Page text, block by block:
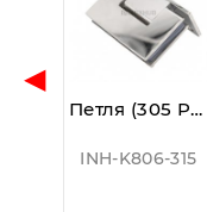
◀
Петля (305 PSS) стена-стекло (без фаски) одностороннее крепление, нерж. сталь полированная
INH-K806-315